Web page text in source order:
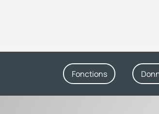
Fonctions